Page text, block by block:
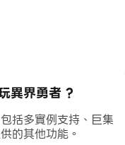
異界勇者 ?
括多實例支持、巨集
的其他功能。